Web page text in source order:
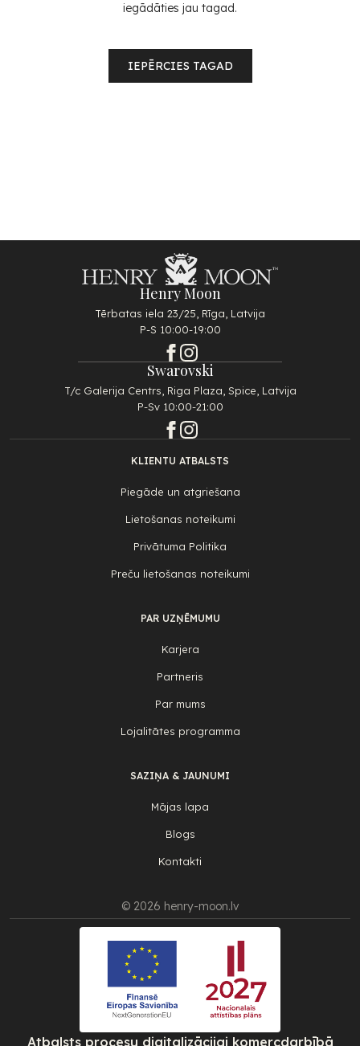
iegādāties jau tagad.
IEPĒRCIES TAGAD
Henry Moon
Tērbatas iela 23/25, Rīga, Latvija
P-S 10:00-19:00
Swarovski
T/c Galerija Centrs, Riga Plaza, Spice, Latvija
P-Sv 10:00-21:00
KLIENTU ATBALSTS
Piegāde un atgriešana
Lietošanas noteikumi
Privātuma Politika
Preču lietošanas noteikumi
PAR UZŅĒMUMU
Karjera
Partneris
Par mums
Lojalitātes programma
SAZIŅA & JAUNUMI
Mājas lapa
Blogs
Kontakti
© 2026 henry-moon.lv
Atbalsts procesu digitalizācijai komercdarbībā